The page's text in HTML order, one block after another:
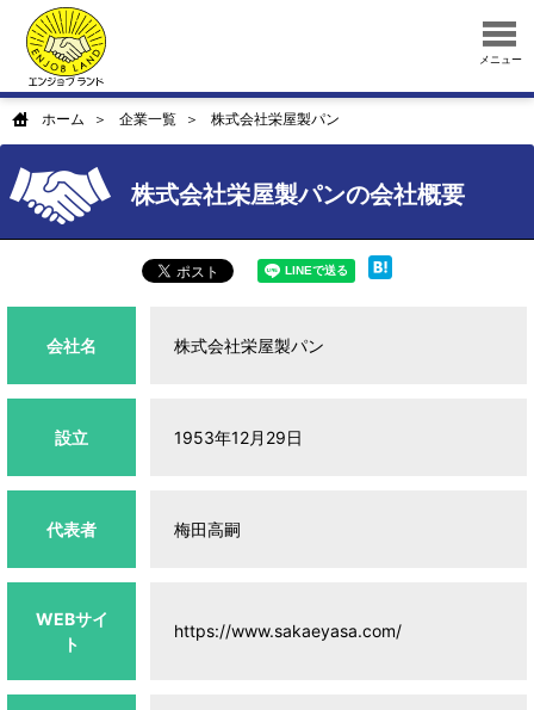
メニュー
ホーム 企業一覧 株式会社栄屋製パン
株式会社栄屋製パンの会社概要
会社名 株式会社栄屋製パン
設立 1953年12月29日
代表者 梅田高嗣
WEBサイ
ト
https://www.sakaeyasa.com/